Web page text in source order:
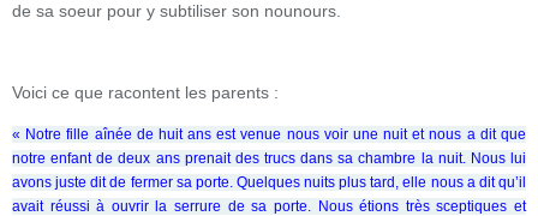
de sa soeur pour y subtiliser son nounours.
Voici ce que racontent les parents :
« Notre fille aînée de huit ans est venue nous voir une nuit et nous a dit que
notre enfant de deux ans prenait des trucs dans sa chambre la nuit. Nous lui
avons juste dit de fermer sa porte. Quelques nuits plus tard, elle nous a dit qu’il
avait réussi à ouvrir la serrure de sa porte. Nous étions très sceptiques et